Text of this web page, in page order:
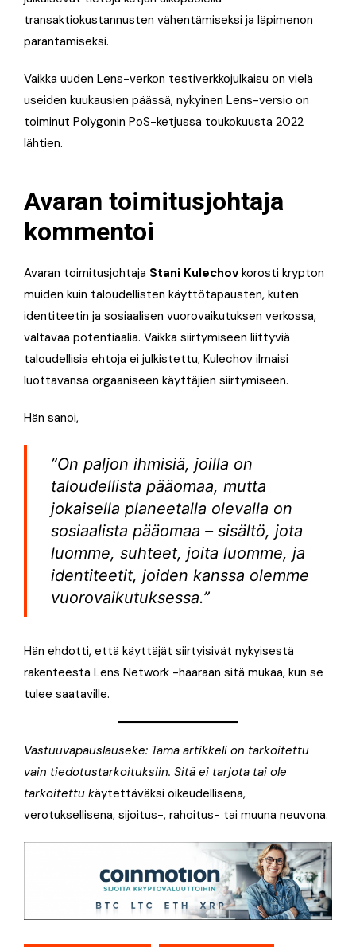
transaktiokustannusten vähentämiseksi ja läpimenon
parantamiseksi.
Vaikka uuden Lens-verkon testiverkkojulkaisu on vielä
useiden kuukausien päässä, nykyinen Lens-versio on
toiminut Polygonin PoS-ketjussa toukokuusta 2022
lähtien.
Avaran toimitusjohtaja
kommentoi
Avaran toimitusjohtaja Stani Kulechov korosti krypton
muiden kuin taloudellisten käyttötapausten, kuten
identiteetin ja sosiaalisen vuorovaikutuksen verkossa,
valtavaa potentiaalia. Vaikka siirtymiseen liittyviä
taloudellisia ehtoja ei julkistettu, Kulechov ilmaisi
luottavansa orgaaniseen käyttäjien siirtymiseen.
Hän sanoi,
”On paljon ihmisiä, joilla on
taloudellista pääomaa, mutta
jokaisella planeetalla olevalla on
sosiaalista pääomaa – sisältö, jota
luomme, suhteet, joita luomme, ja
identiteetit, joiden kanssa olemme
vuorovaikutuksessa.”
Hän ehdotti, että käyttäjät siirtyisivät nykyisestä
rakenteesta Lens Network -haaraan sitä mukaa, kun se
tulee saataville.
Vastuuvapauslauseke: Tämä artikkeli on tarkoitettu
vain tiedotustarkoituksiin. Sitä ei tarjota tai ole
tarkoitettu käytettäväksi oikeudellisena,
verotuksellisena, sijoitus-, rahoitus- tai muuna neuvona.